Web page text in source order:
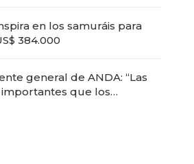
en los samuráis para
384.000
general de ANDA: “Las
que los